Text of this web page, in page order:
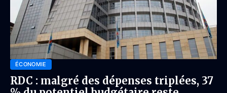
ÉCONOMIE
RDC : malgré des dépenses triplées, 37